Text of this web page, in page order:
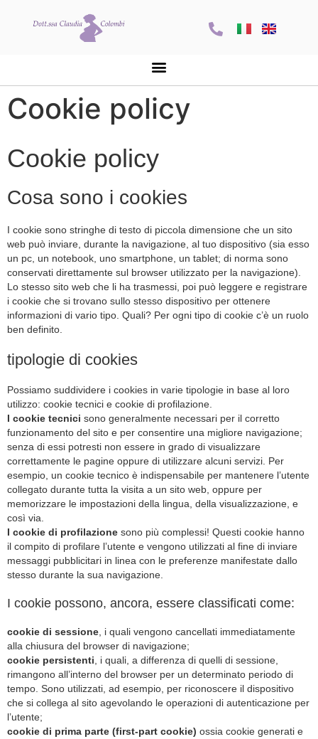
Cookie policy
Cookie policy
Cosa sono i cookies
I cookie sono stringhe di testo di piccola dimensione che un sito
web può inviare, durante la navigazione, al tuo dispositivo (sia esso
un pc, un notebook, uno smartphone, un tablet; di norma sono
conservati direttamente sul browser utilizzato per la navigazione).
Lo stesso sito web che li ha trasmessi, poi può leggere e registrare
i cookie che si trovano sullo stesso dispositivo per ottenere
informazioni di vario tipo. Quali? Per ogni tipo di cookie c’è un ruolo
ben definito.
tipologie di cookies
Possiamo suddividere i cookies in varie tipologie in base al loro
utilizzo: cookie tecnici e cookie di profilazione.
I cookie tecnici sono generalmente necessari per il corretto
funzionamento del sito e per consentire una migliore navigazione;
senza di essi potresti non essere in grado di visualizzare
correttamente le pagine oppure di utilizzare alcuni servizi. Per
esempio, un cookie tecnico è indispensabile per mantenere l’utente
collegato durante tutta la visita a un sito web, oppure per
memorizzare le impostazioni della lingua, della visualizzazione, e
così via.
I cookie di profilazione sono più complessi! Questi cookie hanno
il compito di profilare l’utente e vengono utilizzati al fine di inviare
messaggi pubblicitari in linea con le preferenze manifestate dallo
stesso durante la sua navigazione.
I cookie possono, ancora, essere classificati come:
cookie di sessione , i quali vengono cancellati immediatamente
alla chiusura del browser di navigazione;
cookie persistenti , i quali, a differenza di quelli di sessione,
rimangono all’interno del browser per un determinato periodo di
tempo. Sono utilizzati, ad esempio, per riconoscere il dispositivo
che si collega al sito agevolando le operazioni di autenticazione per
l’utente;
cookie di prima parte (first-part cookie) ossia cookie generati e